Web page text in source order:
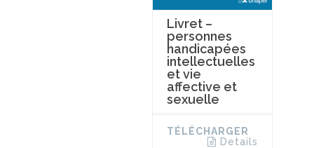
Livret –
personnes
handicapées
intellectuelles
et vie
affective et
sexuelle
TÉLÉCHARGER
Details